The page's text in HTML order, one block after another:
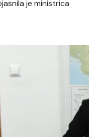
je ministrica